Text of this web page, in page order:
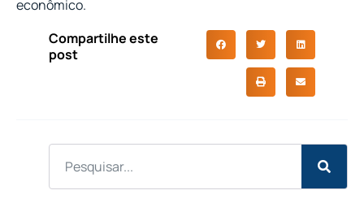
econômico.
Compartilhe este
post